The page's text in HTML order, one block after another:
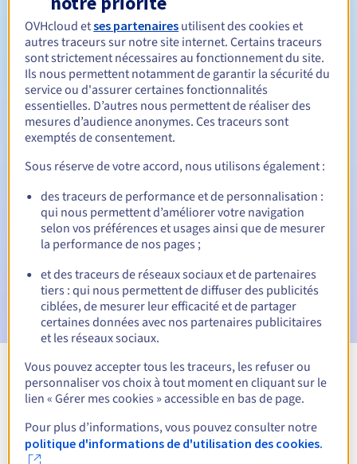
Durée de renouvellement Entre 1 et 10 ans
Période de rédemption
Notifications automatiques :
date d'échéance
E-mail le jour de l'expirationpour notification de la
suspension du nom de domaine
E-mail après la période de grâce de rédemptionpour
notification de la suppression du nom de domaine
Voir toutes les extensions
Informations sur le .church
OVHcloud etses partenaires utilisent des cookies et
autres traceurs sur notre site internet. Certains traceurs
sont strictement nécessaires au fonctionnement du site.
Ils nous permettent notamment de garantir la sécurité du
service ou d'assurer certaines fonctionnalités
essentielles. D’autres nous permettent de réaliser des
mesures d’audience anonymes. Ces traceurs sont
exemptés de consentement.
Sous réserve de votre accord, nous utilisons également :
des traceurs de performance et de personnalisation :
qui nous permettent d’améliorer votre navigation
selon vos préférences et usages ainsi que de mesurer
la performance de nos pages ;
et des traceurs de réseaux sociaux et de partenaires
tiers : qui nous permettent de diffuser des publicités
ciblées, de mesurer leur efficacité et de partager
certaines données avec nos partenaires publicitaires
et les réseaux sociaux.
Vous pouvez accepter tous les traceurs, les refuser ou
personnaliser vos choix à tout moment en cliquant sur le
lien « Gérer mes cookies » accessible en bas de page.
Pour plus d’informations, vous pouvez consulter notre
politique d'informations de d'utilisation des cookies.